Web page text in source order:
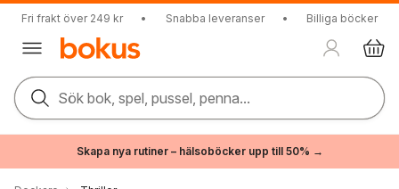
Fri frakt över 249 kr • Snabba leveranser • Billiga böcker
Sök bok, spel, pussel, penna...
Skapa nya rutiner – hälsoböcker upp till 50% →